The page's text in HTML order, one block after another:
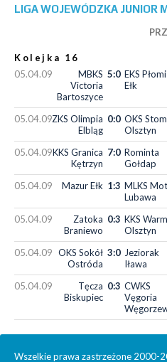
LIGA WOJEWÓDZKA JUNIOR
Kolejka 16
05.04.09
MBKS
Victoria
Bartoszyce
5:0 EKS
Ełk
05.04.09ZKS Olimpia
Elbląg
0:0 OKS
Olsztyn
05.04.09KKS Granica
Kętrzyn
7:0 Rominta
Gołdap
05.04.09
Mazur Ełk 1:3 MLKS
Lubawa
05.04.09
Zatoka
Braniewo
0:3 KKS
Olsztyn
05.04.09 OKS Sokół
Ostróda
3:0 Jeziorak
Iława
05.04.09
Tęcza
Biskupiec
0:3 CWKS
Vęgoria
Wszelkie prawa zastrzeżone 2000-